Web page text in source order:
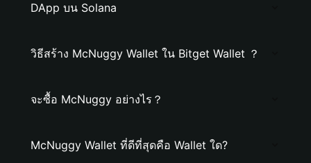
DApp บน Solana
วิธีสร้าง McNuggy Wallet ใน Bitget Wallet ？
จะซื้อ McNuggy อย่างไร？
McNuggy Wallet ที่ดีที่สุดคือ Wallet ใด?